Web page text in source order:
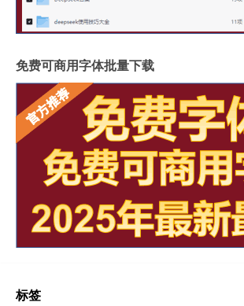
免费可商用字体批量下载
标签